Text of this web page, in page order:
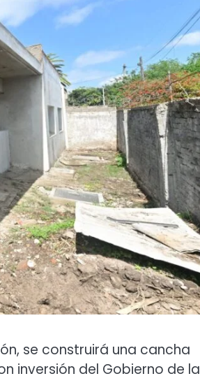
se construirá una cancha
inversión del Gobierno de la